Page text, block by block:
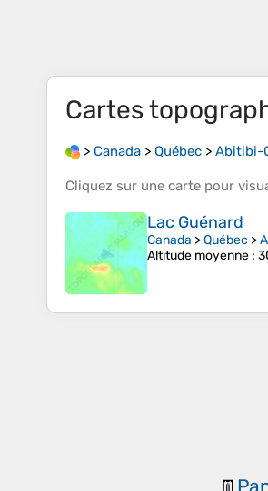
Cartes
> Canada > Québec > Abitibi-
Cliquez sur une carte pour
Lac Guénard
Canada >Québec >
Altitude moyenne :
👖